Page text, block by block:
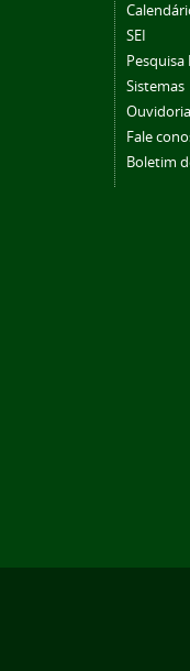
SEI
Pesquisa
Sistemas
Ouvidoria
Fale
Boletim